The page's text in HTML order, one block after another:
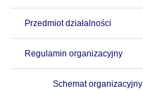
Przedmiot działalności
Regulamin organizacyjny
Schemat organizacyjny